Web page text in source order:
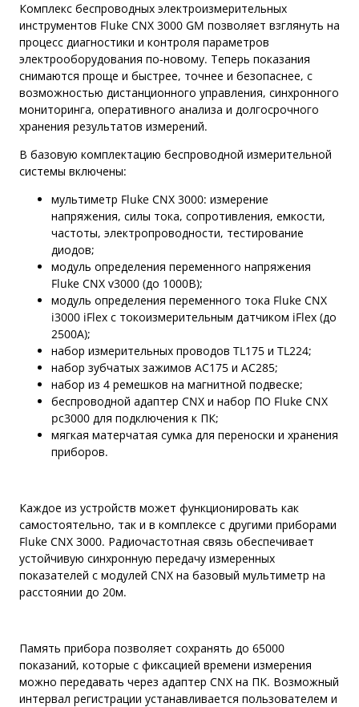
Комплекс беспроводных электроизмерительных
инструментов Fluke CNX 3000 GM позволяет взглянуть на
процесс диагностики и контроля параметров
электрооборудования по-новому. Теперь показания
снимаются проще и быстрее, точнее и безопаснее, с
возможностью дистанционного управления, синхронного
мониторинга, оперативного анализа и долгосрочного
хранения результатов измерений.
В базовую комплектацию беспроводной измерительной
системы включены:
мультиметр Fluke CNX 3000: измерение
напряжения, силы тока, сопротивления, емкости,
частоты, электропроводности, тестирование
диодов;
модуль определения переменного напряжения
Fluke CNX v3000 (до 1000В);
модуль определения переменного тока Fluke CNX
i3000 iFlex с токоизмерительным датчиком iFlex (до
2500А);
набор измерительных проводов TL175 и TL224;
набор зубчатых зажимов AC175 и AC285;
набор из 4 ремешков на магнитной подвеске;
беспроводной адаптер CNX и набор ПО Fluke CNX
pc3000 для подключения к ПК;
мягкая матерчатая сумка для переноски и хранения
приборов.
Каждое из устройств может функционировать как
самостоятельно, так и в комплексе с другими приборами
Fluke CNX 3000. Радиочастотная связь обеспечивает
устойчивую синхронную передачу измеренных
показателей с модулей CNX на базовый мультиметр на
расстоянии до 20м.
Память прибора позволяет сохранять до 65000
показаний, которые с фиксацией времени измерения
можно передавать через адаптер CNX на ПК. Возможный
интервал регистрации устанавливается пользователем и